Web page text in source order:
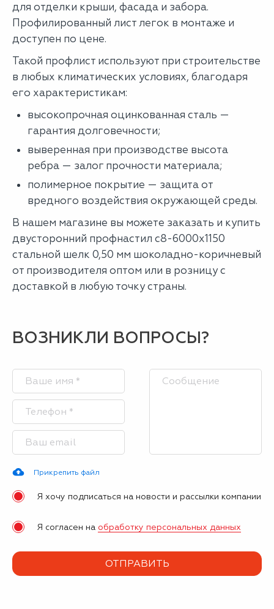
для отделки крыши, фасада и забора.
Профилированный лист легок в монтаже и
доступен по цене.
Такой профлист используют при строительстве
в любых климатических условиях, благодаря
его характеристикам:
высокопрочная оцинкованная сталь —
гарантия долговечности;
выверенная при производстве высота
ребра — залог прочности материала;
полимерное покрытие — защита от
вредного воздействия окружающей среды.
В нашем магазине вы можете заказать и купить
двусторонний профнастил с8-6000х1150
стальной шелк 0,50 мм шоколадно-коричневый
от производителя оптом или в розницу с
доставкой в любую точку страны.
ВОЗНИКЛИ ВОПРОСЫ?
Прикрепить файл
Я хочу подписаться на новости и рассылки компании
Я согласен на обработку персональных данных